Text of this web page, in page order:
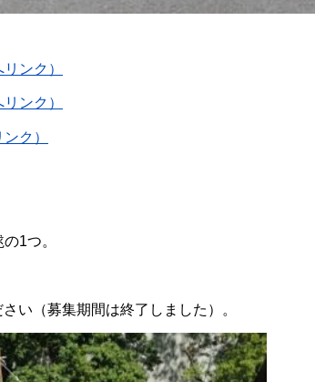
ンク）
ンク）
ク）
1つ。
い（募集期間は終了しました）。